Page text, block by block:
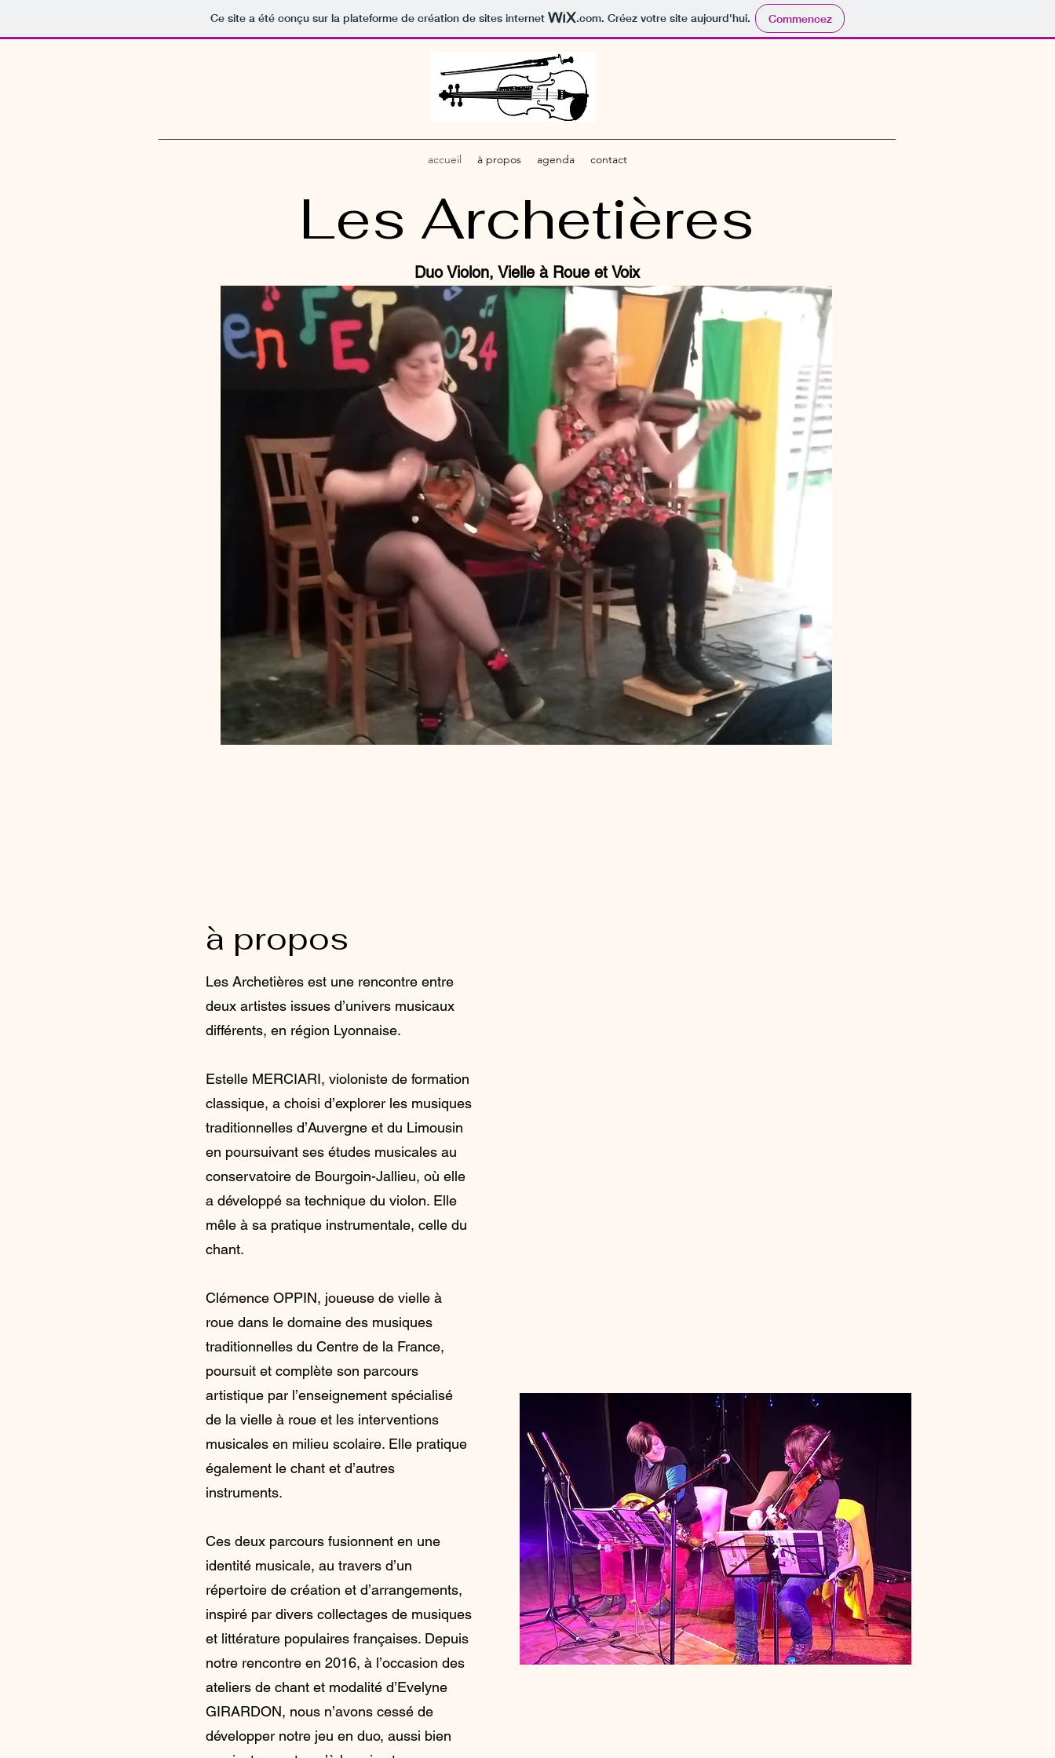
Ce site a été conçu sur la plateforme de création de sites internet .com. Créez votre site aujourd'hui. Commencez
accueil à propos agenda contact
Les Archetières
Duo Violon, Vielle à Roue et Voix
à propos
Les Archetières est une rencontre entre
deux artistes issues d’univers musicaux
différents, en région Lyonnaise.
Estelle MERCIARI, violoniste de formation
classique, a choisi d’explorer les musiques
traditionnelles d’Auvergne et du Limousin
en poursuivant ses études musicales au
conservatoire de Bourgoin-Jallieu, où elle
a développé sa technique du violon. Elle
mêle à sa pratique instrumentale, celle du
chant.
Clémence OPPIN, joueuse de vielle à
roue dans le domaine des musiques
traditionnelles du Centre de la France,
poursuit et complète son parcours
artistique par l’enseignement spécialisé
de la vielle à roue et les interventions
musicales en milieu scolaire. Elle pratique
également le chant et d’autres
instruments.
Ces deux parcours fusionnent en une
identité musicale, au travers d’un
répertoire de création et d’arrangements,
inspiré par divers collectages de musiques
et littérature populaires françaises. Depuis
notre rencontre en 2016, à l’occasion des
ateliers de chant et modalité d’Evelyne
GIRARDON, nous n’avons cessé de
développer notre jeu en duo, aussi bien